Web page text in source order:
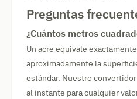
Preguntas
¿Cuántos metros
Un acre equivale
aproximadamente la
estándar. Nuestro
al instante para cualquier